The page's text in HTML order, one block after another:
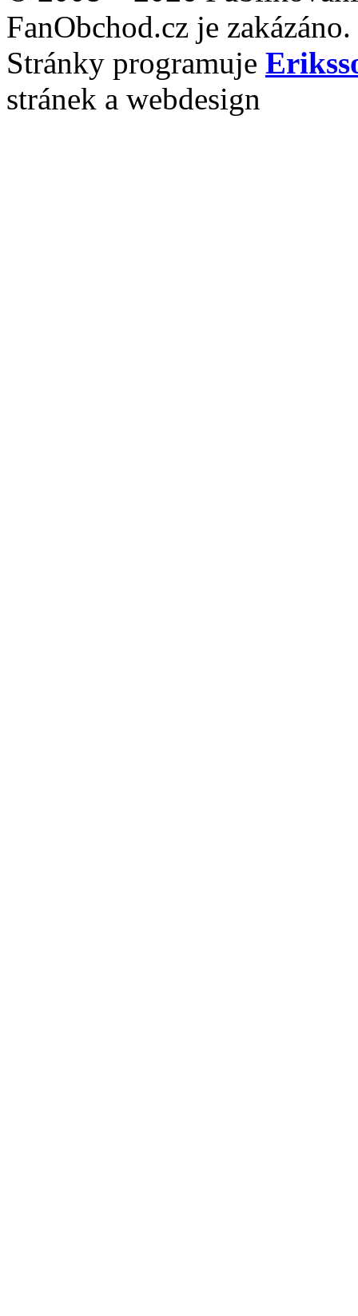
FanObchod.cz je zakázáno.
Stránky programuje
stránek a webdesign